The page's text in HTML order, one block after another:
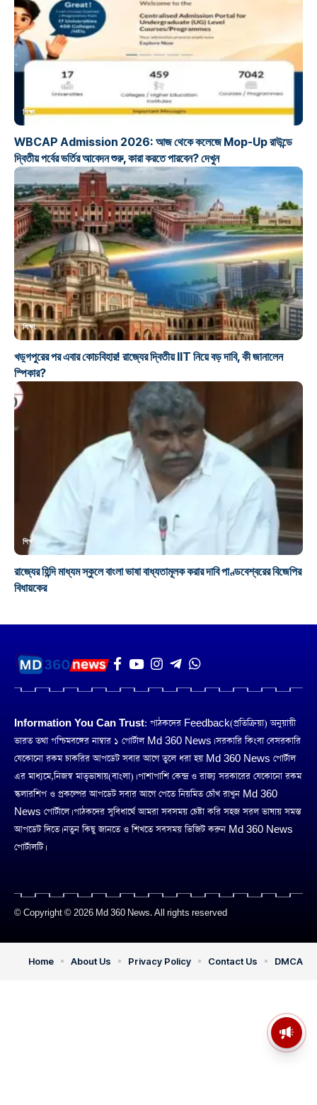
শিক্ষা
WBCAP Admission 2026: আজ থেকে কলেজে Mop-Up রাউন্ডে
দ্বিতীয় পর্বের ভর্তির আবেদন শুরু, কারা করতে পারবেন? দেখুন
শিক্ষা
খড়্গপুরের পর এবার কোচবিহার! রাজ্যের দ্বিতীয় IIT নিয়ে বড় দাবি, কী জানালেন
স্পিকার?
শিক্ষা
রাজ্যের হিন্দি মাধ্যম স্কুলে বাংলা ভাষা বাধ্যতামূলক করার দাবি পাণ্ডবেশ্বরের বিজেপির
বিধায়কের
Information You Can Trust: পাঠকদের Feedback(প্রতিক্রিয়া) অনুয়ায়ী
ভারত তথা পশ্চিমবঙ্গের নাম্বার ১ পোর্টাল Md 360 News। সরকারি কিংবা বেসরকারি
যেকোনো রকম চাকরির আপডেট সবার আগে তুলে ধরা হয় Md 360 News পোর্টাল
এর মাধ্যমে,নিজস্ব মাতৃভাষায়(বাংলা)। পাশাপাশি কেন্দ্র ও রাজ্য সরকারের যেকোনো রকম
স্কলারশিপ ও প্রকল্পের আপডেট সবার আগে পেতে নিয়মিত চোঁখ রাখুন Md 360
News পোর্টালে। পাঠকদের সুবিধার্থে আমরা সবসময় চেষ্টা করি সহজ সরল ভাষায় সমস্ত
আপডেট দিতে। নতুন কিছু জানতে ও শিখতে সবসময় ভিজিট করুন Md 360 News
পোর্টালটি।
© Copyright © 2026 Md 360 News. All rights reserved
Home About Us Privacy Policy Contact Us DMCA